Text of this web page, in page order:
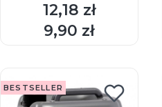
Cena
12,18 zł
Cena
9,90 zł
DO KOSZYKA
BESTSELLER